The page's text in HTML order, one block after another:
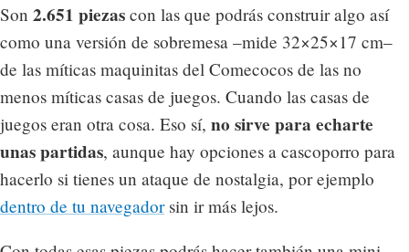
Son 2.651 piezas con las que podrás construir algo así
como una versión de sobremesa –mide 32×25×17 cm–
de las míticas maquinitas del Comecocos de las no
menos míticas casas de juegos. Cuando las casas de
juegos eran otra cosa. Eso sí, no sirve para echarte
unas partidas, aunque hay opciones a cascoporro para
hacerlo si tienes un ataque de nostalgia, por ejemplo
dentro de tu navegadorsin ir más lejos.